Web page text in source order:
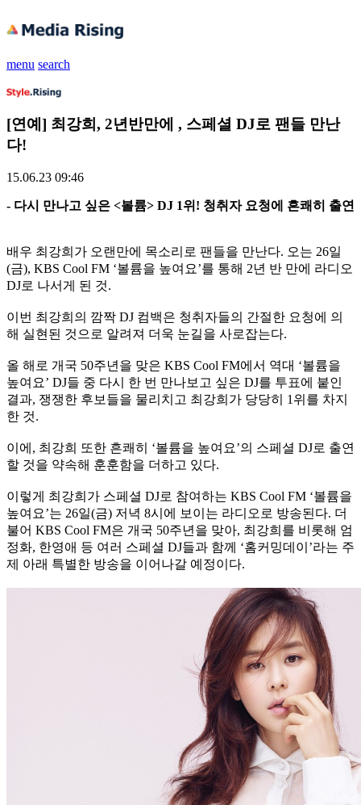
menu search
[연예] 최강희, 2년반만에 , 스페셜 DJ로 팬들 만난
다!
15.06.23 09:46
- 다시 만나고 싶은 <볼륨> DJ 1위! 청취자 요청에 흔쾌히 출연
배우 최강희가 오랜만에 목소리로 팬들을 만난다. 오는 26일
(금), KBS Cool FM ‘볼륨을 높여요’를 통해 2년 반 만에 라디오
DJ로 나서게 된 것.
이번 최강희의 깜짝 DJ 컴백은 청취자들의 간절한 요청에 의
해 실현된 것으로 알려져 더욱 눈길을 사로잡는다.
올 해로 개국 50주년을 맞은 KBS Cool FM에서 역대 ‘볼륨을
높여요’ DJ들 중 다시 한 번 만나보고 싶은 DJ를 투표에 붙인
결과, 쟁쟁한 후보들을 물리치고 최강희가 당당히 1위를 차지
한 것.
이에, 최강희 또한 흔쾌히 ‘볼륨을 높여요’의 스페셜 DJ로 출연
할 것을 약속해 훈훈함을 더하고 있다.
이렇게 최강희가 스페셜 DJ로 참여하는 KBS Cool FM ‘볼륨을
높여요’는 26일(금) 저녁 8시에 보이는 라디오로 방송된다. 더
불어 KBS Cool FM은 개국 50주년을 맞아, 최강희를 비롯해 엄
정화, 한영애 등 여러 스페셜 DJ들과 함께 ‘홈커밍데이’라는 주
제 아래 특별한 방송을 이어나갈 예정이다.